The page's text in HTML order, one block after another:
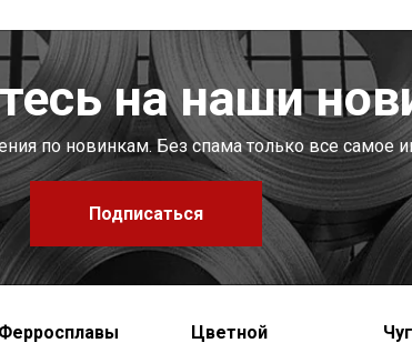
на наши
по новинкам. Без спама только все самое
Подписаться
Ферросплавы
Цветной